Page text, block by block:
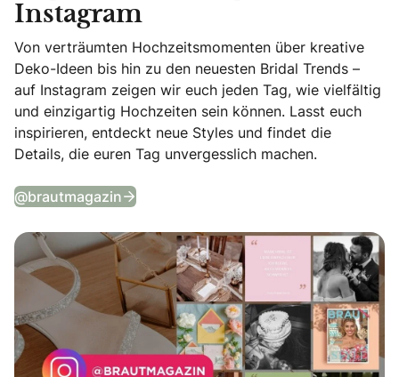
Instagram
Von verträumten Hochzeitsmomenten über kreative
Deko-Ideen bis hin zu den neuesten Bridal Trends –
auf Instagram zeigen wir euch jeden Tag, wie vielfältig
und einzigartig Hochzeiten sein können. Lasst euch
inspirieren, entdeckt neue Styles und findet die
Details, die euren Tag unvergesslich machen.
@brautmagazin Tägliche Wedding Vibes auf Instagram